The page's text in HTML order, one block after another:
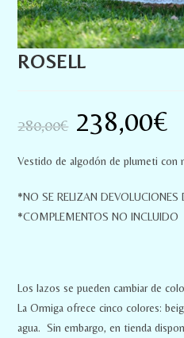
ROSELL
280,00€ 238,00€
Vestido de algodón de plumeti con
*NO SE RELIZAN DEVOLUCIONES
*COMPLEMENTOS NO INCLUIDO
Los lazos se pueden cambiar de
La Ormiga ofrece cinco colores:
agua. Sin embargo, en tienda